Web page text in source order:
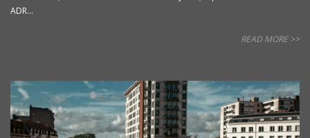
ADR...
READ MORE >>